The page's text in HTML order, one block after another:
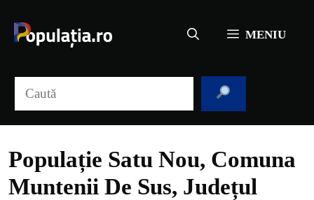
conținut
MENIU
Populație Satu Nou, Comuna
Muntenii De Sus, Județul